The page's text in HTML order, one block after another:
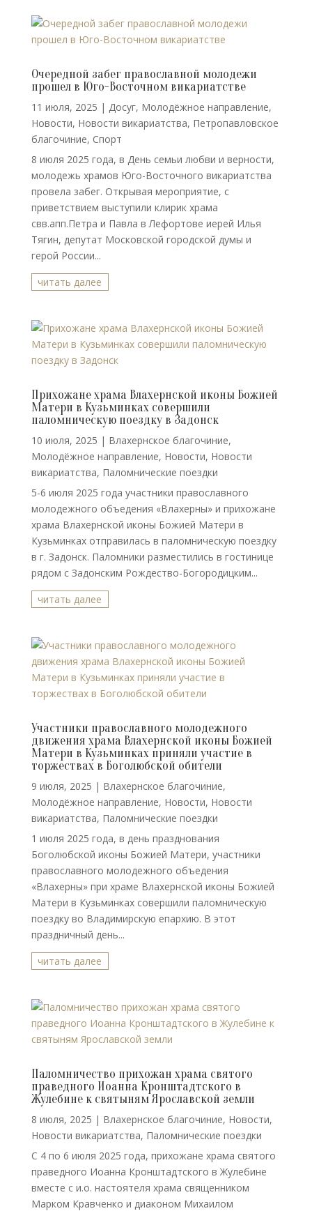
Очередной забег православной молодежи
прошел в Юго-Восточном викариатстве
11 июля, 2025 | Досуг, Молодёжное направление,
Новости, Новости викариатства, Петропавловское
благочиние, Спорт
8 июля 2025 года, в День семьи любви и верности,
молодежь храмов Юго-Восточного викариатства
провела забег. Открывая мероприятие, с
приветствием выступили клирик храма
свв.апп.Петра и Павла в Лефортове иерей Илья
Тягин, депутат Московской городской думы и
герой России...
читать далее
Прихожане храма Влахернской иконы Божией
Матери в Кузьминках совершили
паломническую поездку в Задонск
10 июля, 2025 | Влахернское благочиние,
Молодёжное направление, Новости, Новости
викариатства, Паломнические поездки
5-6 июля 2025 года участники православного
молодежного объедения «Влахерны» и прихожане
храма Влахернской иконы Божией Матери в
Кузьминках отправилась в паломническую поездку
в г. Задонск. Паломники разместились в гостинице
рядом с Задонским Рождество-Богородицким...
читать далее
Участники православного молодежного
движения храма Влахернской иконы Божией
Матери в Кузьминках приняли участие в
торжествах в Боголюбской обители
9 июля, 2025 | Влахернское благочиние,
Молодёжное направление, Новости, Новости
викариатства, Паломнические поездки
1 июля 2025 года, в день празднования
Боголюбской иконы Божией Матери, участники
православного молодежного объедения
«Влахерны» при храме Влахернской иконы Божией
Матери в Кузьминках совершили паломническую
поездку во Владимирскую епархию. В этот
праздничный день...
читать далее
Паломничество прихожан храма святого
праведного Иоанна Кронштадтского в
Жулебине к святыням Ярославской земли
8 июля, 2025 | Влахернское благочиние, Новости,
Новости викариатства, Паломнические поездки
С 4 по 6 июля 2025 года, прихожане храма святого
праведного Иоанна Кронштадтского в Жулебине
вместе с и.о. настоятеля храма священником
Марком Кравченко и диаконом Михаилом